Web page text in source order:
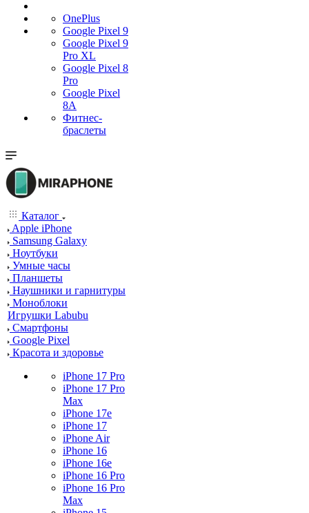
OnePlus
Google Pixel 9
Google Pixel 9
Pro XL
Google Pixel 8
Pro
Google Pixel
8A
Фитнес-
браслеты
Каталог
Apple iPhone
Samsung Galaxy
Ноутбуки
Умные часы
Планшеты
Наушники и гарнитуры
Моноблоки
Игрушки Labubu
Смартфоны
Google Pixel
Красота и здоровье
iPhone 17 Pro
iPhone 17 Pro
Max
iPhone 17e
iPhone 17
iPhone Air
iPhone 16
iPhone 16e
iPhone 16 Pro
iPhone 16 Pro
Max